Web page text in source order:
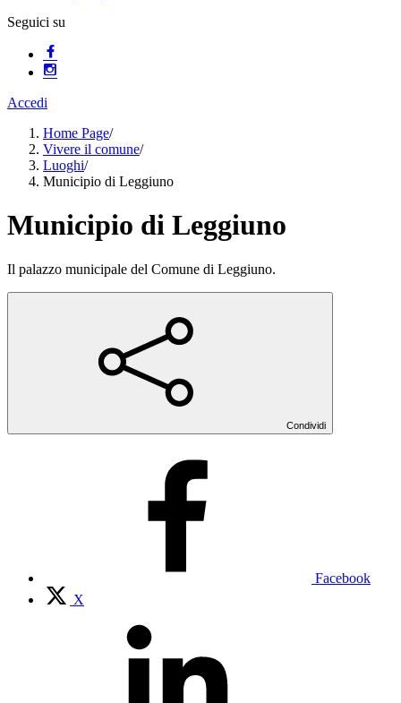
Seguici su
Accedi
Home Page/
Vivere il comune/
Luoghi/
Municipio di Leggiuno
Municipio di Leggiuno
Il palazzo municipale del Comune di Leggiuno.
Condividi
Facebook
X